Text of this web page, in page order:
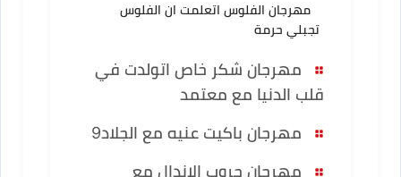
مهرجان الفلوس اتعلمت ان الفلوس
تجبلي حرمة
مهرجان شكر خاص اتولدت في
قلب الدنيا مع معتمد
مهرجان باكيت عنيه مع الجلاد9
مهرجان جروب الاندال مع